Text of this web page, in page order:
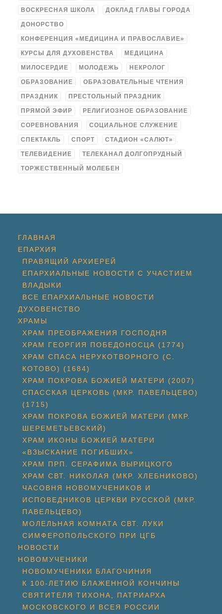
ВОСКРЕСНАЯ ШКОЛА ДОКЛАД ГЛАВЫ ГОРОДА
ДОНОРСТВО
КОНФЕРЕНЦИЯ «МЕДИЦИНА И ПРАВОСЛАВИЕ»
КУРСЫ ДЛЯ ДУХОВЕНСТВА МЕДИЦИНА
МИЛОСЕРДИЕ МОЛОДЕЖЬ НЕКРОЛОГ
ОБРАЗОВАНИЕ ОБРАЗОВАТЕЛЬНЫЕ ЧТЕНИЯ
ПРАЗДНИК ПРЕСТОЛЬНЫЙ ПРАЗДНИК
ПРЯМОЙ ЭФИР РЕЛИГИОЗНОЕ ОБРАЗОВАНИЕ
СОРЕВНОВАНИЯ СОЦИАЛЬНОЕ СЛУЖЕНИЕ
СПЕКТАКЛЬ СПОРТ СТАДИОН «САЛЮТ»
ТЕЛЕВИДЕНИЕ ТЕЛЕКАНАЛ ДОЛГОПРУДНЫЙ
ТОРЖЕСТВЕННЫЙ МОЛЕБЕН
ГЛАВНАЯ
ЕПАРХИЯ
ПРАВЯЩИЙ АРХИЕРЕЙ
ЕПАРХИАЛЬНЫЕ НОВОСТИ С УЧАСТИЕМ
ВЛАДЫКИ
ВСЕ ЕПАРХИАЛЬНЫЕ НОВОСТИ
ДУХОВЕНСТВО
ХРАМЫ
ХРАМ ПРЕОБРАЖЕНИЯ ГОСПОДНЯ
ХРАМ ГЕОРГИЯ ПОБЕДОНОСЦА (1774)
ХРАМ СПАСА НЕРУКОТВОРНОГО (С.
КОТОВО) (1684)
ХРАМ ПОКРОВА БОЖИЕЙ МАТЕРИ (2007)
СПАССКАЯ ЦЕРКОВЬ (МКР. ПАВЕЛЬЦЕВО)
(1715)
ХРАМ ПОКРОВА БОЖИЕЙ МАТЕРИ (МКР.
ШЕРЕМЕТЬЕВСКИЙ)
ХРАМ ИКОНЫ БОЖИЕЙ МАТЕРИ
«ВЗЫСКАНИЕ ПОГИБШИХ»
ХРАМ ПРП. СЕРАФИМА ВЫРИЦКОГО
ХРАМ СВТ. НИКОЛАЯ (МКР. ХЛЕБНИКОВО)
ЧАСОВНЯ НОВОМУЧЕНИКОВ И
ИСПОВЕДНИКОВ ЦЕРКВИ РУССКОЙ (МКР.
ПАВЕЛЬЦЕВО)
МОЛЕЛЬНАЯ КОМНАТА СВТ. ЛУКИ
СИМФЕРОПОЛЬСКОГО ПРИ ЦГБ
НОВОСТИ
НОВОМУЧЕНИКИ
НОВОМУЧЕНИКИ БЛАГОЧИНИЯ
К 100-ЛЕТИЮ БЛАЖЕННОЙ КОНЧИНЫ
СВЯТИТЕЛЯ ТИХОНА, ПАТРИАРХА
МОСКОВСКОГО И ВСЕЯ РОССИИ